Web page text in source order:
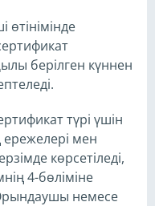
берілген күннен
түрі үшін
мен
көрсетіледі,
4-бөліміне
немесе